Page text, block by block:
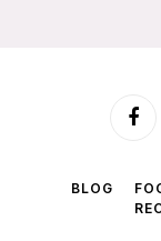
BLOG